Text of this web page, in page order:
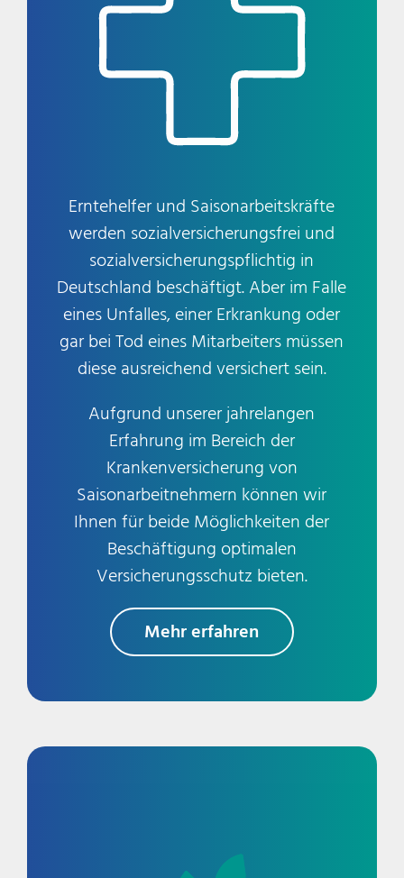
Erntehelfer und Saisonarbeitskräfte
werden sozialversicherungsfrei und
sozialversicherungspflichtig in
Deutschland beschäftigt. Aber im Falle
eines Unfalles, einer Erkrankung oder
gar bei Tod eines Mitarbeiters müssen
diese ausreichend versichert sein.
Aufgrund unserer jahrelangen
Erfahrung im Bereich der
Krankenversicherung von
Saisonarbeitnehmern können wir
Ihnen für beide Möglichkeiten der
Beschäftigung optimalen
Versicherungsschutz bieten.
Mehr erfahren